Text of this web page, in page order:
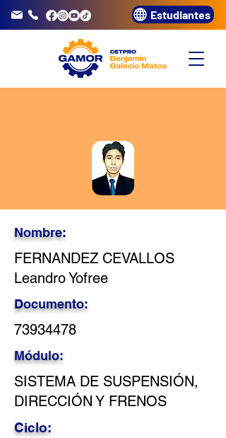
3320072 Estudiantes
Nombre:
FERNANDEZ CEVALLOS
Leandro Yofree
Documento:
73934478
Módulo:
SISTEMA DE SUSPENSIÓN,
DIRECCIÓN Y FRENOS
Ciclo: